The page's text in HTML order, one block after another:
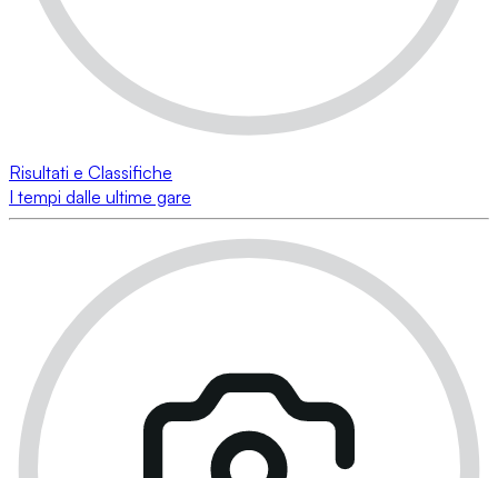
Risultati e Classifiche
I tempi dalle ultime gare